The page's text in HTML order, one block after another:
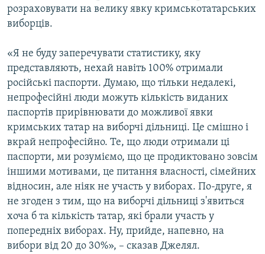
розраховувати на велику явку кримськотатарських
виборців.
«Я не буду заперечувати статистику, яку
представляють, нехай навіть 100% отримали
російські паспорти. Думаю, що тільки недалекі,
непрофесійні люди можуть кількість виданих
паспортів прирівнювати до можливої явки
кримських татар на виборчі дільниці. Це смішно і
вкрай непрофесійно. Те, що люди отримали ці
паспорти, ми розуміємо, що це продиктовано зовсім
іншими мотивами, це питання власності, сімейних
відносин, але ніяк не участь у виборах. По-друге, я
не згоден з тим, що на виборчі дільниці з'явиться
хоча б та кількість татар, які брали участь у
попередніх виборах. Ну, прийде, напевно, на
вибори від 20 до 30%», – сказав Джелял.